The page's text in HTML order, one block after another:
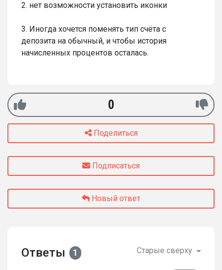
2. нет возможности установить иконки
3. Иногда хочется поменять тип счёта с
депозита на обычный, и чтобы история
начисленных процентов осталась.
0
Поделиться
Подписаться
Новый ответ
Ответы 1 Старые сверху